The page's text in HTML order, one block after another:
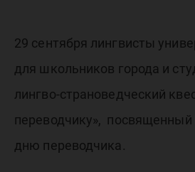
29 сентября лингвисты
для школьников города и
лингво-страноведческий
переводчику»,
дню переводчика.